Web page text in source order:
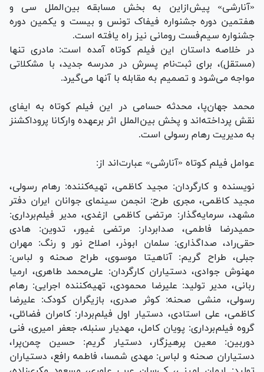
«آنارشی» پیش‌ازاین به بخش مسابقه بین‌الملل سی و
هفتمین دوره جشنواره فیفاک تونس و بیست و یکمین دوره
جشنواره سیم‌فست رومانی نیز راه یافته است.
در خلاصه داستان این فیلم کوتاه آمده است: مادری تنها
(مستقل)، برای ثبت‌نام پسرش در مدرسه جدید، با مشکلاتی
مواجه می‌شود و تصمیم به مقابله با آنها می‌گیرد.
محمد جهان‌پا، محدثه حسامی در این فیلم کوتاه به ایفای
نقش پرداخته‌اند و پخش بین‌الملل اثر برعهده وارکانا پروداکشنز
به مدیریت رهام رسولی است.
عوامل فیلم کوتاه «آنارشی» عبارت‌اند از:
نویسنده و کارگردان: مجید کاظمی، تهیه‌کننده: رهام رسولی،
مجید کاظمی، مجری طرح: انجمن سینمای جوانان ایران دفتر
مشهد، سرمایه‌گذار: مرتضی کاظمی ازغدی، مدیر فیلم‌برداری:
حمیدرضا فاطمی، صدابردار: مرتضی غیور، تدوین: هادی
حقی‌راد، صداگذاری: سلمان ابوذر، اصلاح نور و رنگ: مهران
جبلی، طراح گریم: آناهیتا موسوی، طراح صحنه و لباس:
مهنوش جوادی، دستیاران کارگردان: علی‌محمد طاهری، ارمیا
ربانی، مدیر تولید: علیرضا محمودی، تهیه‌کننده اجرایی: رهام
رسولی، منشی صحنه: کوثر صدری، بازیگران کودک: علیرضا
کاظمی، علی استادی، دستیار اول فیلم‌بردار: کامران فضائلی،
گروه فیلم‌برداری: پویان کامل، مهدیار سنبله، جعفر امیری، فنی
دوربین: معین پرهیزگار، دستیار گریم: حسین چمن‌پرا،
دستیاران صحنه و لباس: مهدی شمسا، فاطمه رافع، دستیاران